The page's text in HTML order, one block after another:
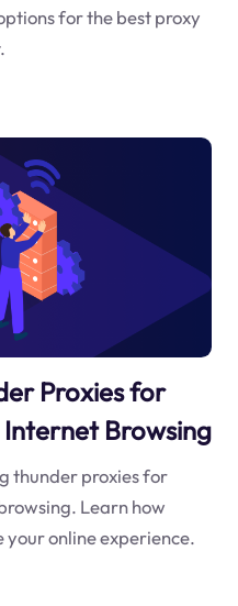
for the best proxy
Proxies for
Internet Browsing
thunder proxies for
Learn how
your online experience.